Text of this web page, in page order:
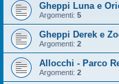
Gheppi Luna e
Argomenti: 5
Gheppi Derek e
Argomenti: 2
Allocchi - Parco
Argomenti: 2